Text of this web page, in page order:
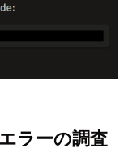
ラーの調査